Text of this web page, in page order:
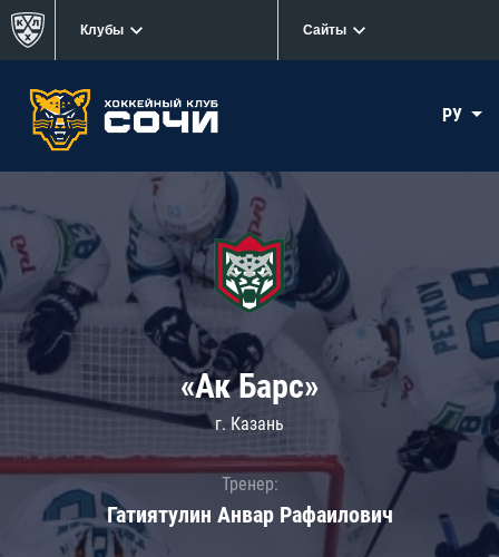
Клубы Сайты
РУ
«Ак Барс»
г. Казань
Тренер:
Гатиятулин Анвар Рафаилович